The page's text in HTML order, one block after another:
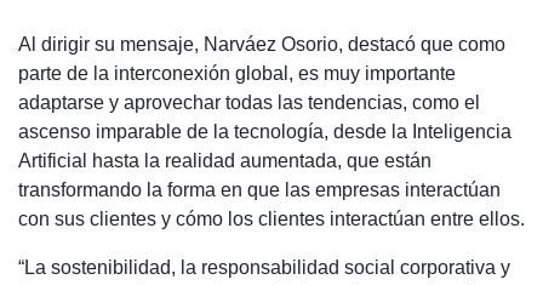
Al dirigir su mensaje, Narváez Osorio, destacó que como
parte de la interconexión global, es muy importante
adaptarse y aprovechar todas las tendencias, como el
ascenso imparable de la tecnología, desde la Inteligencia
Artificial hasta la realidad aumentada, que están
transformando la forma en que las empresas interactúan
con sus clientes y cómo los clientes interactúan entre ellos.
“La sostenibilidad, la responsabilidad social corporativa y